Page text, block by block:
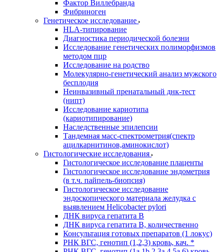
Фактор Виллебранда
Фибриноген
Генетическое исследование
HLA-типирование
Диагностика периодической болезни
Исследование генетических полиморфизмов
методом пцр
Исследование на родство
Молекулярно-генетический анализ мужского
бесплодия
Неинвазивный пренатальный днк-тест
(нипт)
Исследование кариотипа
(кариотипирование)
Наследственные эпилепсии
Тандемная масс-спектрометрия(спектр
ацилкарнитинов,аминокислот)
Гистологические исследования
Гистологическое исследование плаценты
Гистологическое исследование эндометрия
(в т.ч. пайпель-биопсия)
Гистологическое исследование
эндоскопического материала желудка с
выявлением Helicobacter pylori
ДНК вируса гепатита B
ДНК вируса гепатита B, количественно
Консультация готовых препаратов (1 локус)
РНК ВГC, генотип (1,2,3) кровь, кач. *